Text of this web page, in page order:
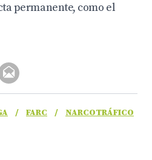
permanente, como el
/ FARC /
NARCOTRÁFICO